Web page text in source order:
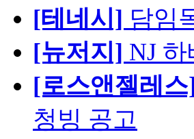
[테네시] 담임
[뉴저지] NJ
[로스앤젤레스
청빙 공고